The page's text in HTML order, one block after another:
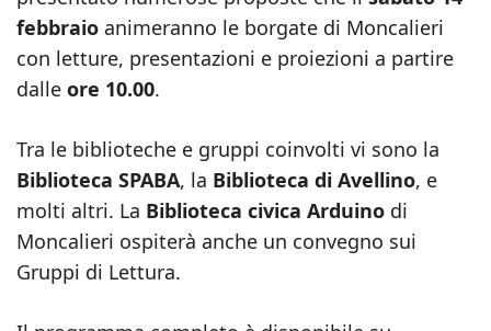
febbraio animeranno le borgate di Moncalieri
con letture, presentazioni e proiezioni a partire
dalle ore 10.00.
Tra le biblioteche e gruppi coinvolti vi sono la
Biblioteca SPABA, la Biblioteca di Avellino, e
molti altri. La Biblioteca civica Arduino di
Moncalieri ospiterà anche un convegno sui
Gruppi di Lettura.